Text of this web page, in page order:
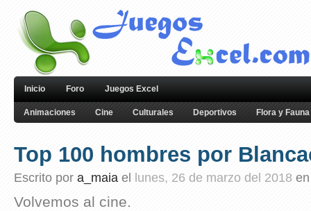
Inicio Foro Juegos Excel
Animaciones Cine Culturales Deportivos Flora y Fauna
Top 100 hombres por
Escrito por a_maia el lunes, 26 de marzo del 2018 en
Volvemos al cine.